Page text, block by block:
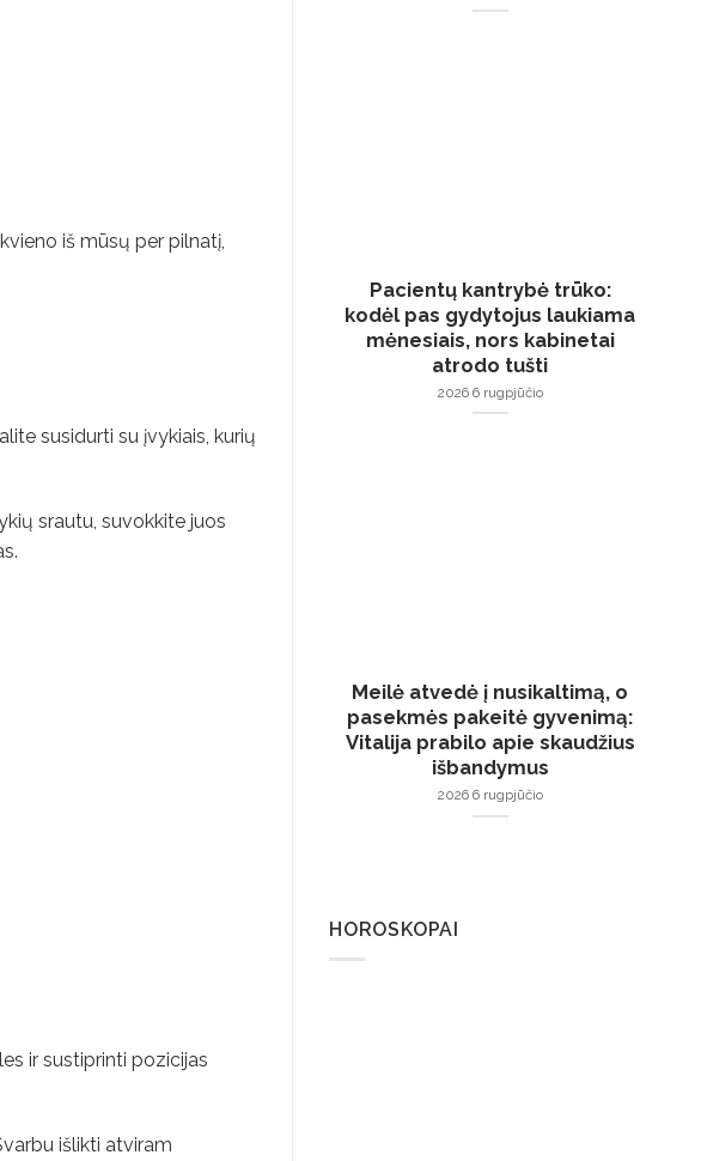
iš mūsų per pilnatį,
susidurti su įvykiais, kurių
srautu, suvokkite juos
ir sustiprinti pozicijas
išlikti atviram
Pacientų kantrybė trūko:
kodėl pas gydytojus laukiama
mėnesiais, nors kabinetai
atrodo tušti
2026 6 rugpjūčio
Meilė atvedė į nusikaltimą, o
pasekmės pakeitė gyvenimą:
Vitalija prabilo apie skaudžius
išbandymus
2026 6 rugpjūčio
HOROSKOPAI